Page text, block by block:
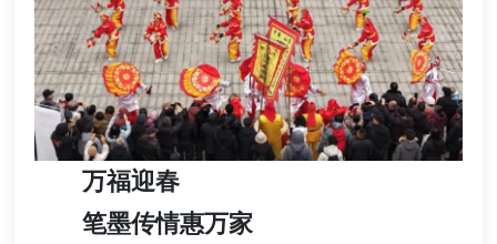
万福迎春
笔墨传情惠万家